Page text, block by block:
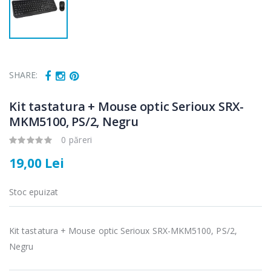
SHARE:
Kit tastatura + Mouse optic Serioux SRX-
MKM5100, PS/2, Negru
0 păreri
19,00 Lei
Stoc epuizat
Kit tastatura + Mouse optic Serioux SRX-MKM5100, PS/2,
Negru
-25%
Fierbator
...
89,00 Lei
Masina de tocat
Robot de
Heinner ...